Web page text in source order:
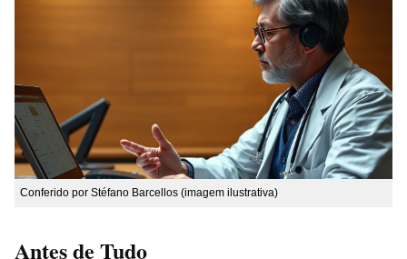
Conferido por Stéfano Barcellos (imagem ilustrativa)
Antes de Tudo